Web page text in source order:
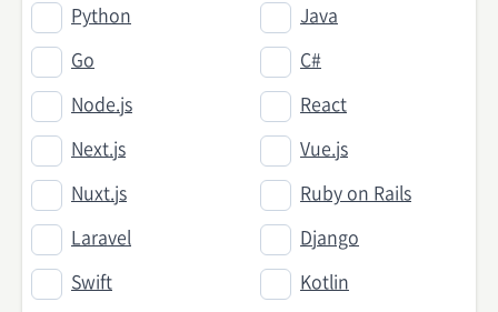
Python Java
Go C#
Node.js React
Next.js Vue.js
Nuxt.js Ruby on Rails
Laravel Django
Swift Kotlin